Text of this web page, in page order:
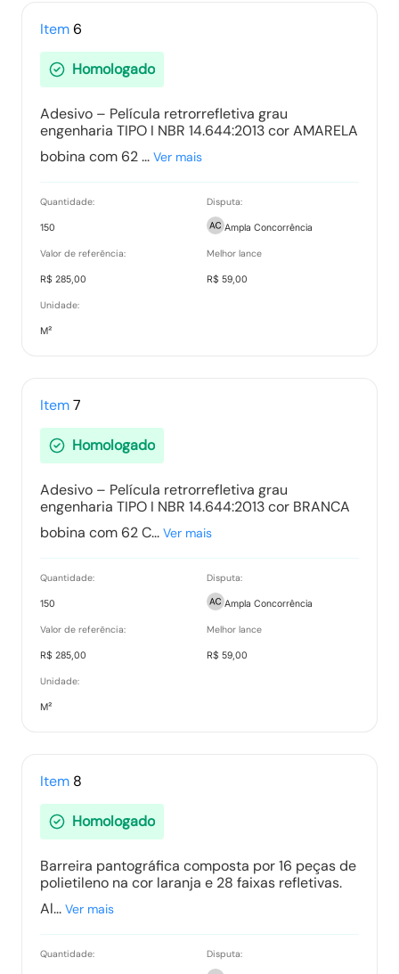
Item6
Homologado
Adesivo – Película retrorrefletiva grau
engenharia TIPO I NBR 14.644:2013 cor AMARELA
bobina com 62 ... Ver mais
Quantidade:
150
Disputa:
Ampla Concorrência
Valor de referência:
R$ 285,00
Melhor lance
R$ 59,00
Unidade:
M²
Item7
Homologado
Adesivo – Película retrorrefletiva grau
engenharia TIPO I NBR 14.644:2013 cor BRANCA
bobina com 62 C... Ver mais
Quantidade:
150
Disputa:
Ampla Concorrência
Valor de referência:
R$ 285,00
Melhor lance
R$ 59,00
Unidade:
M²
Item 8
Homologado
Barreira pantográfica composta por 16 peças de
polietileno na cor laranja e 28 faixas refletivas.
Al... Ver mais
Quantidade: Disputa: